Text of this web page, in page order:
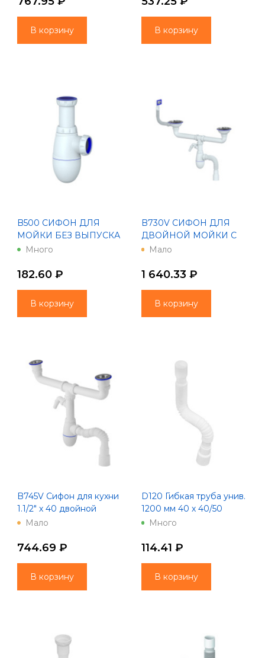
ГИБКИМ СОЕДИН
В корзину В корзину
B500 СИФОН ДЛЯ
МОЙКИ БЕЗ ВЫПУСКА
1 1/2 (ДУ 40) ,
БЕЗ ОТВОДА В
Много
182.60 ₽
В корзину
B730V СИФОН ДЛЯ
ДВОЙНОЙ МОЙКИ С
ВЫПУСКОМ 3 1/2 на
ПРЯМОУГОЛЬНЫМ
Мало
1 640.33 ₽
В корзину
B745V Сифон для кухни
1.1/2" х 40 двойной
(нерж. вып, отвод для
Мало
744.69 ₽
В корзину
D120 Гибкая труба унив.
1200 мм 40 х 40/50
Unicorn
Много
114.41 ₽
В корзину